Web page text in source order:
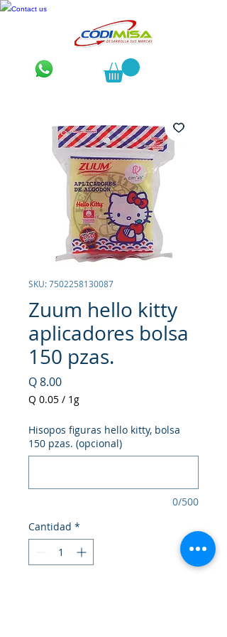
Contact us
SKU: 7502258130087
Zuum hello kitty
aplicadores bolsa
150 pzas.
Q 8.00Precio
Q 0.05 / 1g
por
1
Gramo
Hisopos figuras hello kitty, bolsa
150 pzas. (opcional)
0/500
Cantidad *